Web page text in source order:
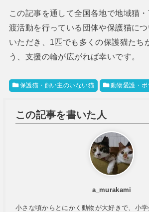
この記事を通して全国各地で地域猫
渡活動を行っている団体や保護猫に
いただき、1匹でも多くの保護猫たち
う、支援の輪が広がれば幸いです。
保護猫・飼い主のいない猫 動物愛護・
この記事を書いた人
a_murakami
小さな頃からとにかく動物が大好きで、小